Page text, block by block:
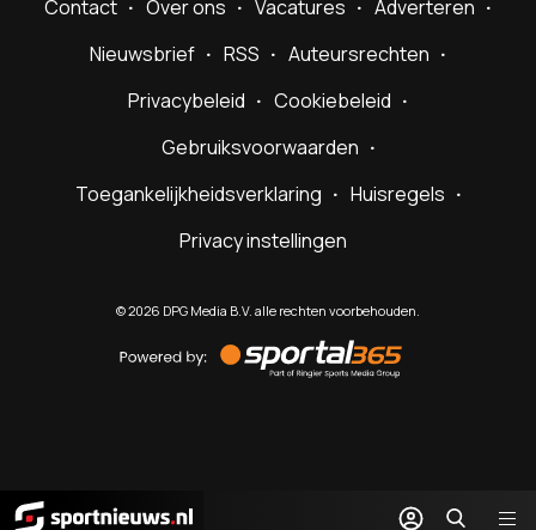
Contact Over ons Vacatures
Adverteren
Nieuwsbrief
RSS
Auteursrechten
Privacybeleid
Cookiebeleid
Gebruiksvoorwaarden
Toegankelijkheidsverklaring
Huisregels
Privacy instellingen
©2026 DPG Media B.V. alle rechten voorbehouden.
by
Sportal365